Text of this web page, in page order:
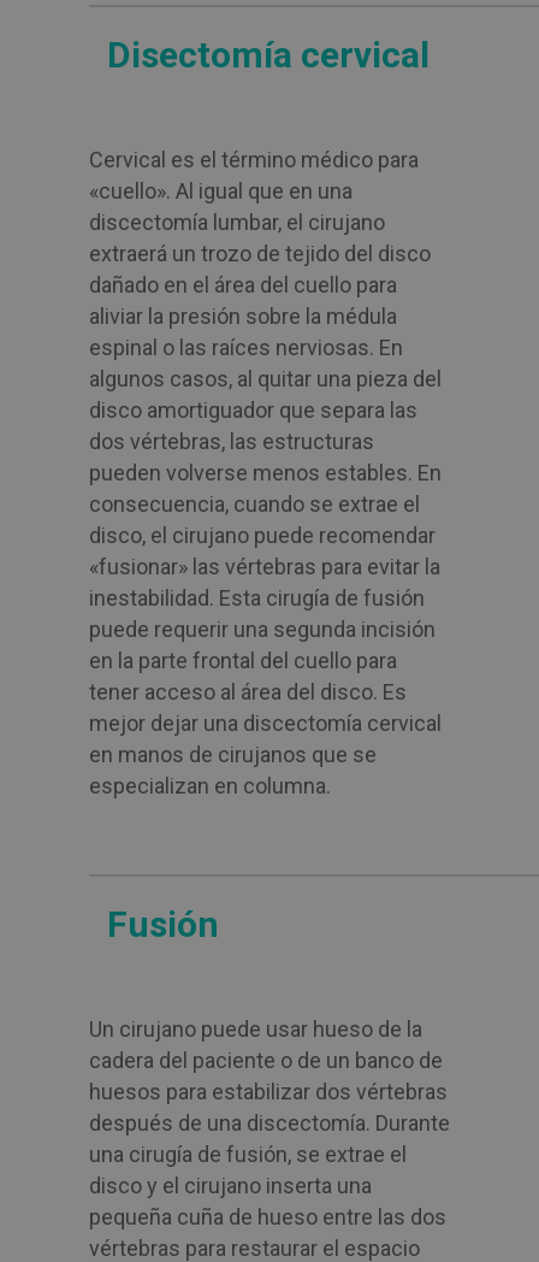
Disectomía cervical
Cervical es el término médico para
«cuello». Al igual que en una
discectomía lumbar, el cirujano
extraerá un trozo de tejido del disco
dañado en el área del cuello para
aliviar la presión sobre la médula
espinal o las raíces nerviosas. En
algunos casos, al quitar una pieza del
disco amortiguador que separa las
dos vértebras, las estructuras
pueden volverse menos estables. En
consecuencia, cuando se extrae el
disco, el cirujano puede recomendar
«fusionar» las vértebras para evitar la
inestabilidad. Esta cirugía de fusión
puede requerir una segunda incisión
en la parte frontal del cuello para
tener acceso al área del disco. Es
mejor dejar una discectomía cervical
en manos de cirujanos que se
especializan en columna.
Fusión
Un cirujano puede usar hueso de la
cadera del paciente o de un banco de
huesos para estabilizar dos vértebras
después de una discectomía. Durante
una cirugía de fusión, se extrae el
disco y el cirujano inserta una
pequeña cuña de hueso entre las dos
vértebras para restaurar el espacio